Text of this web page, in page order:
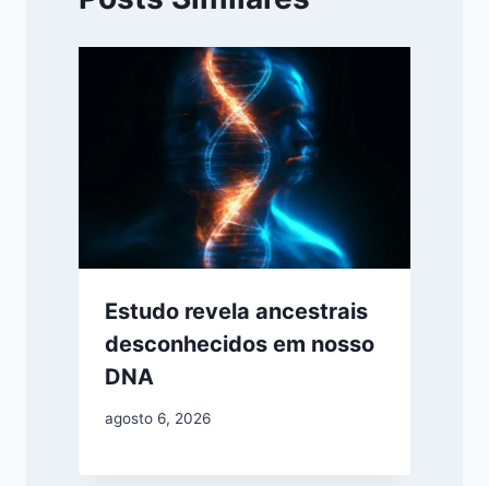
Estudo revela ancestrais
desconhecidos em nosso
DNA
agosto 6, 2026